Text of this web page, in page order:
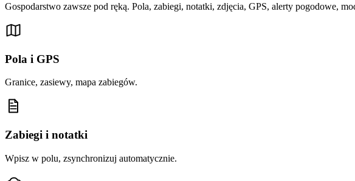
Gospodarstwo zawsze pod ręką. Pola, zabiegi, notatki, zdjęcia, GPS, alerty pogodowe,
Pola i GPS
Granice, zasiewy, mapa zabiegów.
Zabiegi i notatki
Wpisz w polu, zsynchronizuj automatycznie.